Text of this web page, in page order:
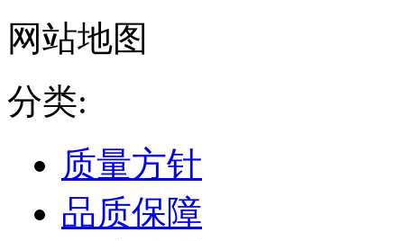
网站地图
分类:
质量方针
品质保障